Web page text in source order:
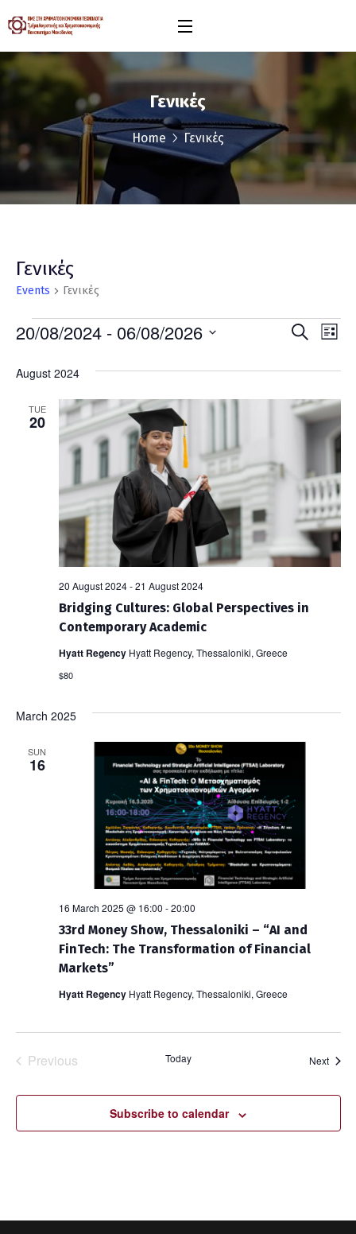
Γενικές
Home Γενικές
Γενικές
Events Γενικές
and
Search
List
20/08/2024 - 06/08/2026
date.
August 2024
TUE
20
Bridging Cultures: Global Perspectives in
Contemporary Academic
20 August 2024-21 August 2024
Hyatt Regency Hyatt Regency, Thessaloniki, Greece
$80
March 2025
SUN
16
33rd Money Show, Thessaloniki – “AI and
FinTech: The Transformation of Financial
Markets”
16 March 2025 @ 16:00 -20:00
Hyatt Regency Hyatt Regency, Thessaloniki, Greece
Previous
Today Next
Subscribe to calendar